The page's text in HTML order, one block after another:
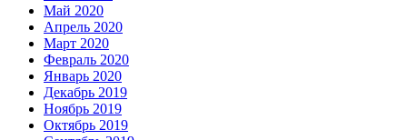
Май 2020
Апрель 2020
Март 2020
Февраль 2020
Январь 2020
Декабрь 2019
Ноябрь 2019
Октябрь 2019